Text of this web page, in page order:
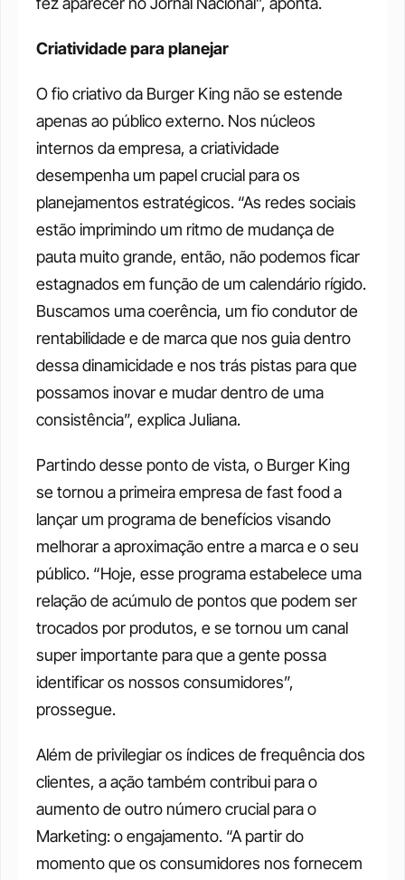
Criatividade para planejar
O fio criativo da Burger King não se estende
apenas ao público externo. Nos núcleos
internos da empresa, a criatividade
desempenha um papel crucial para os
planejamentos estratégicos. “As redes sociais
estão imprimindo um ritmo de mudança de
pauta muito grande, então, não podemos ficar
estagnados em função de um calendário rígido.
Buscamos uma coerência, um fio condutor de
rentabilidade e de marca que nos guia dentro
dessa dinamicidade e nos trás pistas para que
possamos inovar e mudar dentro de uma
consistência”, explica Juliana.
Partindo desse ponto de vista, o Burger King
se tornou a primeira empresa de fast food a
lançar um programa de benefícios visando
melhorar a aproximação entre a marca e o seu
público. “Hoje, esse programa estabelece uma
relação de acúmulo de pontos que podem ser
trocados por produtos, e se tornou um canal
super importante para que a gente possa
identificar os nossos consumidores”,
prossegue.
Além de privilegiar os índices de frequência dos
clientes, a ação também contribui para o
aumento de outro número crucial para o
Marketing: o engajamento. “A partir do
momento que os consumidores nos fornecem